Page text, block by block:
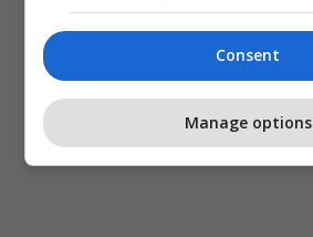
Consent
Manage options